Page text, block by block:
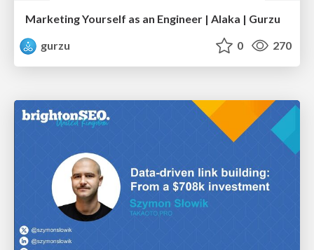
Marketing Yourself as an Engineer | Alaka | Gurzu
gurzu
0 270